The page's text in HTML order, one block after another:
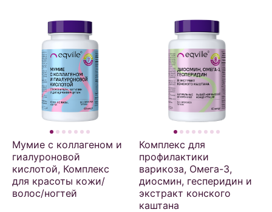
Мумие с коллагеном и
гиалуроновой
кислотой, Комплекс
для красоты кожи/
волос/ногтей
Комплекс для
профилактики
варикоза, Омега-3,
диосмин, гесперидин и
экстракт конского
каштана